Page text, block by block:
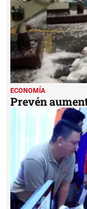
ECONOMÍA
Prevén